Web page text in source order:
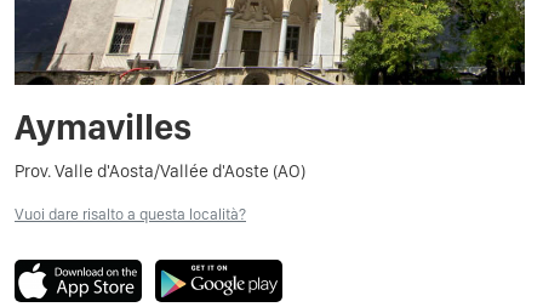
Aymavilles
Prov. Valle d'Aosta/Vallée d'Aoste (AO)
Vuoi dare risalto a questa località?